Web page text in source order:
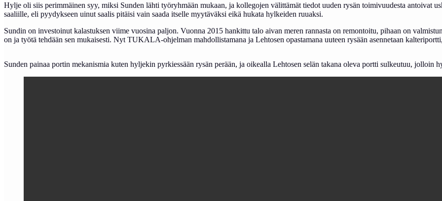
Hylje oli siis perimmäinen syy, miksi Sunden lähti työryhmään mukaan, ja kollegojen välittämät tiedot uuden rysän toimivuudesta antoivat
saaliille, eli pyydykseen uinut saalis pitäisi vain saada itselle myytäväksi eikä hukata hylkeiden ruuaksi.
Sundin on investoinut kalastuksen viime vuosina paljon. Vuonna 2015 hankittu talo aivan meren rannasta on remontoitu, pihaan on
on ja työtä tehdään sen mukaisesti. Nyt TUKALA-ohjelman mahdollistamana ja Lehtosen opastamana uuteen rysään asennetaan
Sunden painaa portin mekanismia kuten hyljekin pyrkiessään rysän perään, ja oikealla Lehtosen selän takana oleva portti sulkeutuu, jolloin